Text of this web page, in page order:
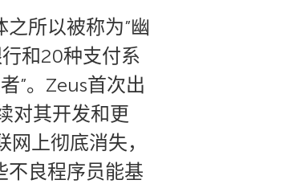
所以被称为”幽
和20种支付系
”。Zeus首次出
对其开发和更
上彻底消失，
不良程序员能基